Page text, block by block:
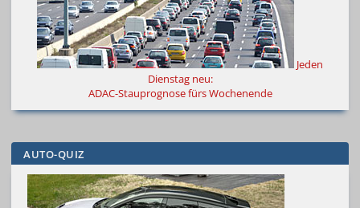
Jeden
Dienstag neu:
ADAC-Stauprognose fürs Wochenende
AUTO-QUIZ